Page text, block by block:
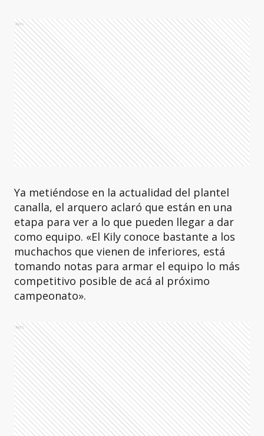
Ads
Ya metiéndose en la actualidad del plantel
canalla, el arquero aclaró que están en una
etapa para ver a lo que pueden llegar a dar
como equipo. «El Kily conoce bastante a los
muchachos que vienen de inferiores, está
tomando notas para armar el equipo lo más
competitivo posible de acá al próximo
campeonato».
Ads